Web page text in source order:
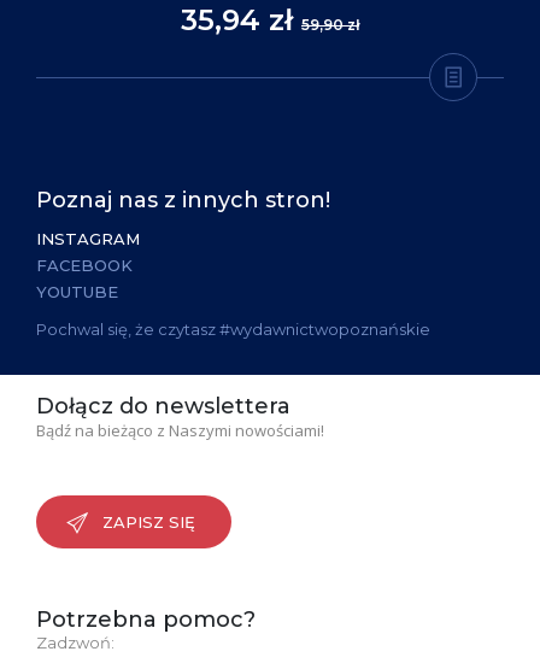
35,94 zł 59,90 zł
Poznaj nas z innych stron!
INSTAGRAM
FACEBOOK
YOUTUBE
Pochwal się, że czytasz #wydawnictwopoznańskie
Dołącz do newslettera
Bądź na bieżąco z Naszymi nowościami!
ZAPISZ SIĘ
Potrzebna pomoc?
Zadzwoń: